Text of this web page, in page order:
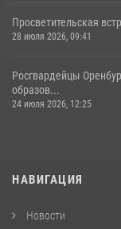
Просветительская
28 июля 2026, 09:41
Росгвардейцы
образов...
24 июля 2026, 12:25
НАВИГАЦИЯ
Новости